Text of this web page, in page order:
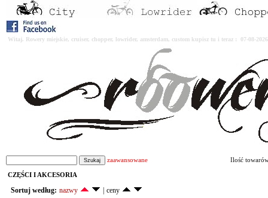
Witaj. Rowery miejskie, cruiser, chopper, lowrider, amsterdam, custom kupisz tu i teraz : 07-08-
zaawansowane Ilość
CZĘŚCI I AKCESORIA
Sortuj według: nazwy ceny